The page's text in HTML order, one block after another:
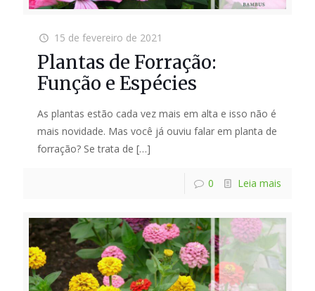
15 de fevereiro de 2021
Plantas de Forração:
Função e Espécies
As plantas estão cada vez mais em alta e isso não é
mais novidade. Mas você já ouviu falar em planta de
forração? Se trata de […]
0 Leia mais